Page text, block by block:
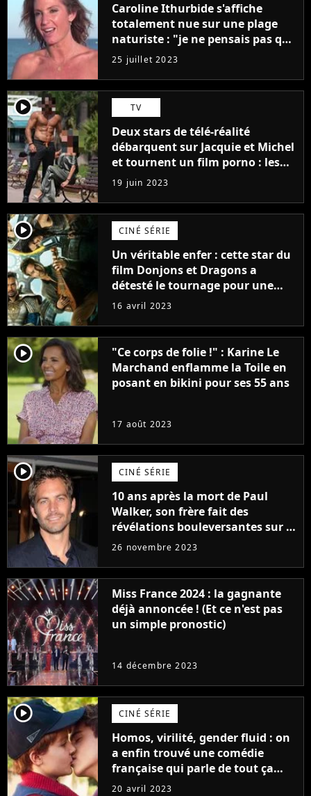
Caroline Ithurbide s'affiche
totalement nue sur une plage
naturiste : "je ne pensais pas que
j'arriverais à le faire..."
25 juillet 2023
player2 TV
Deux stars de télé-réalité
débarquent sur Jacquie et Michel
et tournent un film porno : les
premières images du tournage
(exclu)
19 juin 2023
player2 CINÉ SÉRIE
Un véritable enfer : cette star du
film Donjons et Dragons a
détesté le tournage pour une
raison très spéciale
16 avril 2023
player2
"Ce corps de folie !" : Karine Le
Marchand enflamme la Toile en
posant en bikini pour ses 55 ans
17 août 2023
player2 CINÉ SÉRIE
10 ans après la mort de Paul
Walker, son frère fait des
révélations bouleversantes sur la
réaction des acteurs de Fast and
26 novembre 2023
Miss France 2024 : la gagnante
déjà annoncée ! (Et ce n'est pas
un simple pronostic)
14 décembre 2023
player2 CINÉ SÉRIE
Homos, virilité, gender fluid : on
a enfin trouvé une comédie
française qui parle de tout ça
sans être super ringarde
20 avril 2023